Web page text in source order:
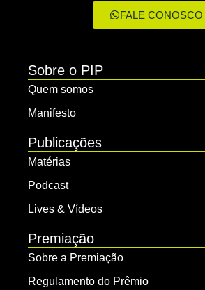
FALE CONOSCO
Sobre o PIP
Quem somos
Manifesto
Publicações
Matérias
Podcast
Lives & Vídeos
Premiação
Sobre a Premiação
Regulamento do Prêmio